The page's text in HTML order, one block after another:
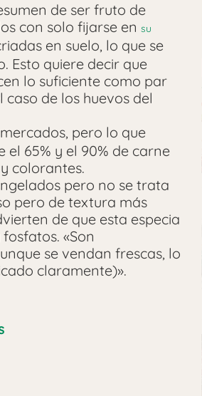
de ser fruto de
con solo fijarse en su
en suelo, lo que se
Esto quiere decir que
lo suficiente como par
de los huevos del
pero lo que
65% y el 90% de carne
colorantes.
pero no se trata
pero de textura más
de que esta especia
«Son
se vendan frescas, lo
claramente)».